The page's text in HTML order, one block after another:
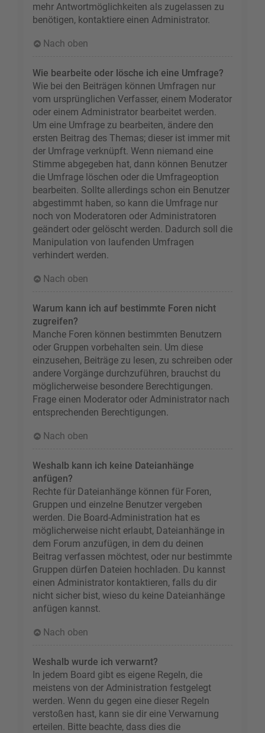
mehr Antwortmöglichkeiten als zugelassen zu
benötigen, kontaktiere einen Administrator.
Nach oben
Wie bearbeite oder lösche ich eine Umfrage?
Wie bei den Beiträgen können Umfragen nur
vom ursprünglichen Verfasser, einem Moderator
oder einem Administrator bearbeitet werden.
Um eine Umfrage zu bearbeiten, ändere den
ersten Beitrag des Themas; dieser ist immer mit
der Umfrage verknüpft. Wenn niemand eine
Stimme abgegeben hat, dann können Benutzer
die Umfrage löschen oder die Umfrageoption
bearbeiten. Sollte allerdings schon ein Benutzer
abgestimmt haben, so kann die Umfrage nur
noch von Moderatoren oder Administratoren
geändert oder gelöscht werden. Dadurch soll die
Manipulation von laufenden Umfragen
verhindert werden.
Nach oben
Warum kann ich auf bestimmte Foren nicht
zugreifen?
Manche Foren können bestimmten Benutzern
oder Gruppen vorbehalten sein. Um diese
einzusehen, Beiträge zu lesen, zu schreiben oder
andere Vorgänge durchzuführen, brauchst du
möglicherweise besondere Berechtigungen.
Frage einen Moderator oder Administrator nach
entsprechenden Berechtigungen.
Nach oben
Weshalb kann ich keine Dateianhänge
anfügen?
Rechte für Dateianhänge können für Foren,
Gruppen und einzelne Benutzer vergeben
werden. Die Board-Administration hat es
möglicherweise nicht erlaubt, Dateianhänge in
dem Forum anzufügen, in dem du deinen
Beitrag verfassen möchtest, oder nur bestimmte
Gruppen dürfen Dateien hochladen. Du kannst
einen Administrator kontaktieren, falls du dir
nicht sicher bist, wieso du keine Dateianhänge
anfügen kannst.
Nach oben
Weshalb wurde ich verwarnt?
In jedem Board gibt es eigene Regeln, die
meistens von der Administration festgelegt
werden. Wenn du gegen eine dieser Regeln
verstoßen hast, kann sie dir eine Verwarnung
erteilen. Bitte beachte, dass dies die